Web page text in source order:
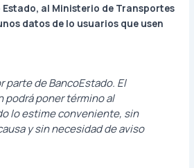
al Ministerio de Transportes
datos de lo usuarios que usen
parte de BancoEstado. El
podrá poner término al
lo estime conveniente, sin
y sin necesidad de aviso